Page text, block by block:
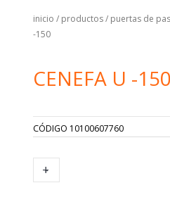
inicio / productos/ puertas de
-150
CENEFA U -150
CÓDIGO 10100607760
-
CENEFA
U
+